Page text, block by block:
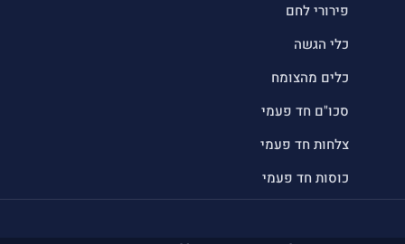
פירורי לחם
כלי הגשה
כלים מהצומח
סכו"ם חד פעמי
צלחות חד פעמי
כוסות חד פעמי